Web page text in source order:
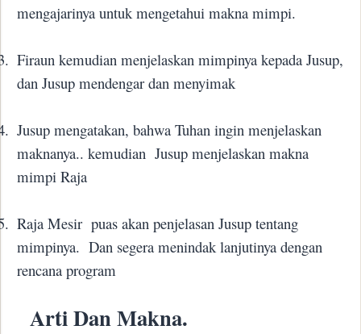
mengajarinya untuk mengetahui makna mimpi.
Firaun kemudian menjelaskan mimpinya kepada Jusup,
dan Jusup mendengar dan menyimak
Jusup mengatakan, bahwa Tuhan ingin menjelaskan
maknanya.. kemudian Jusup menjelaskan makna
mimpi Raja
Raja Mesir puas akan penjelasan Jusup tentang
mimpinya. Dan segera menindak lanjutinya dengan
rencana program
Arti Dan Makna.